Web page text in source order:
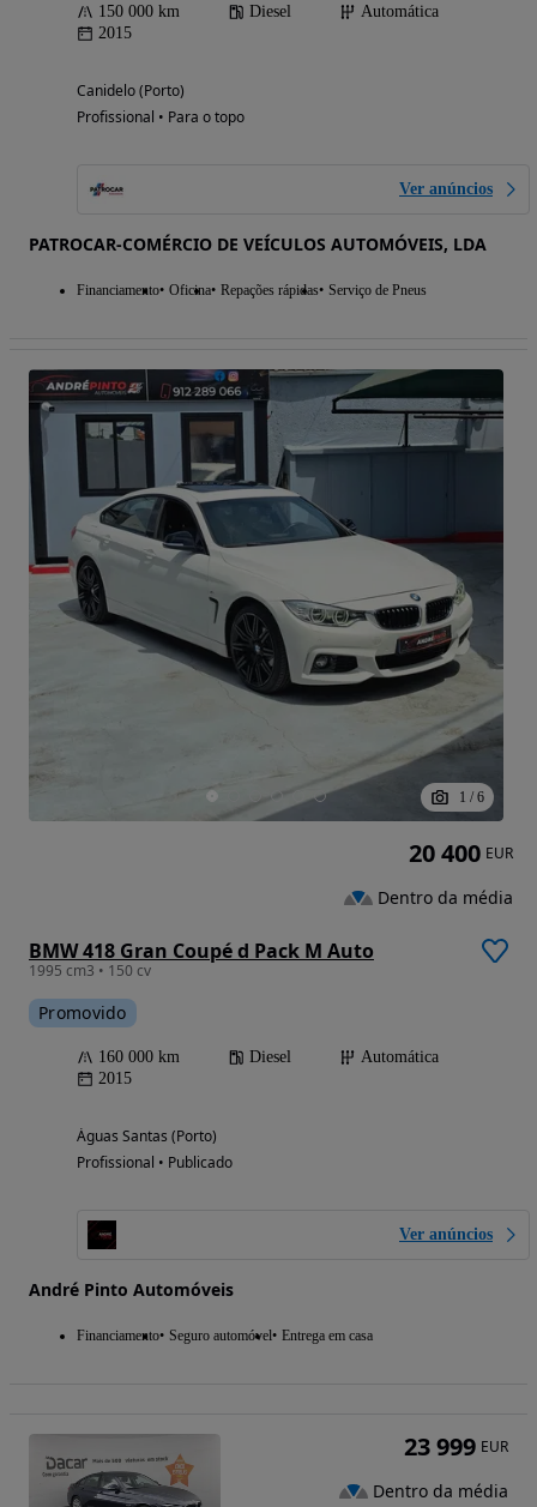
150 000 km Diesel
Automática
2015
Canidelo (Porto)
Profissional • Para o topo
Ver anúncios
PATROCAR-COMÉRCIO DE VEÍCULOS AUTOMÓVEIS, LDA
Financiamento Oficina Repações rápidas Serviço de Pneus
1 / 6
BMW 418 Gran Coupé d Pack M Auto
1995 cm3 • 150 cv
Promovido
160 000 km Diesel
Automática
2015
Águas Santas (Porto)
Profissional • Publicado
Ver anúncios
André Pinto Automóveis
Financiamento Seguro automóvel Entrega em casa
20 400 EUR
Dentro da média
23 999 EUR
Dentro da média